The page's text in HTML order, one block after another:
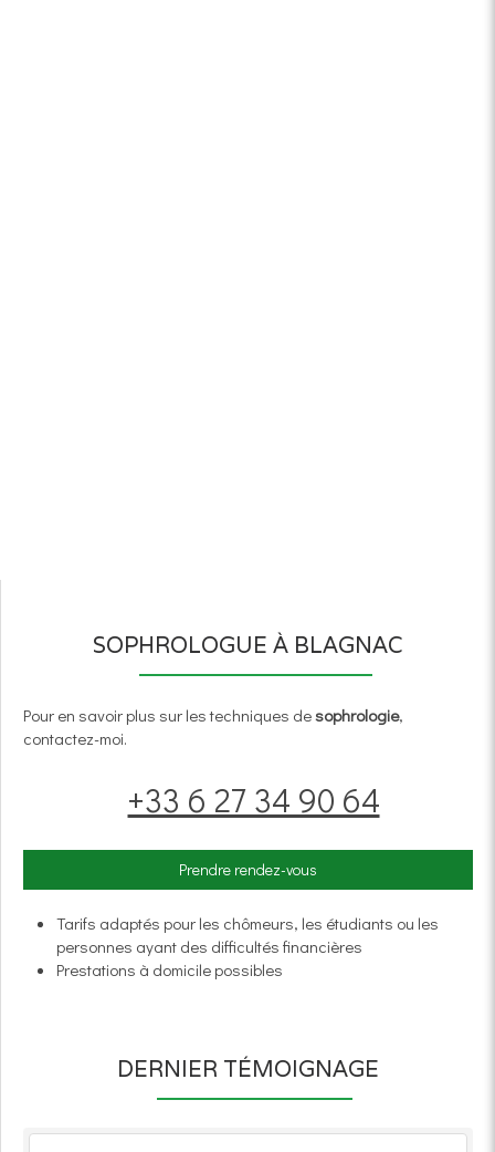
SOPHROLOGUE À BLAGNAC
Pour en savoir plus sur les techniques desophrologie,
contactez-moi.
+33 6 27 34 90 64
Prendre rendez-vous
Tarifs adaptés pour les chômeurs, les étudiants ou les
personnes ayant des difficultés financières
Prestations à domicile possibles
DERNIER TÉMOIGNAGE